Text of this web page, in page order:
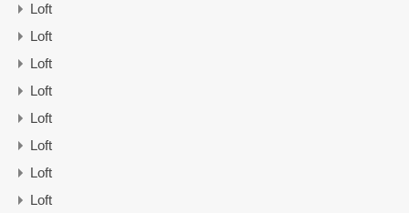
Loft
Loft
Loft
Loft
Loft
Loft
Loft
Loft